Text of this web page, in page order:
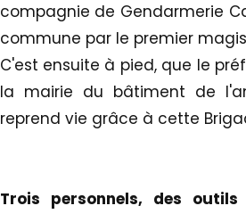
compagnie de Gendarmerie
commune par le premier
C'est ensuite à pied, que le
la mairie du bâtiment de
reprend vie grâce à cette
Trois personnels, des